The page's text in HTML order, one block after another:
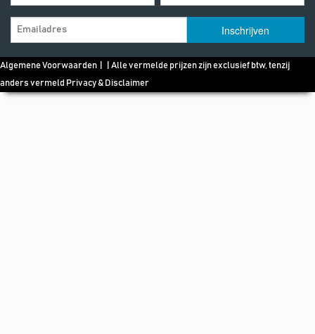
Algemene Voorwaarden | | Alle vermelde prijzen zijn exclusief btw, tenzij
anders vermeld Privacy & Disclaimer